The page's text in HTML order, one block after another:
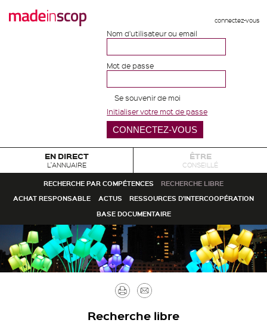
connectez-vous
Nom d'utilisateur ou email
Mot de passe
Se souvenir de moi
Initialiser votre mot de passe
EN DIRECT
L'ANNUAIRE
ÊTRE
CONSEILLÉ
RECHERCHE PAR COMPÉTENCES
RECHERCHE LIBRE
ACHAT RESPONSABLE
ACTUS
RESSOURCES D'INTERCOOPÉRATION
BASE DOCUMENTAIRE
Imprimer
Recherche libre